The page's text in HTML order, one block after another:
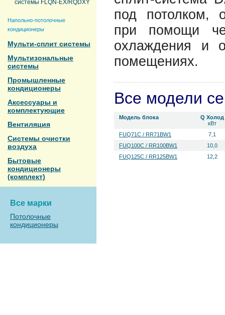
системы FLQN-EX/RQDXY
Напольно-потолочные
кондиционеры
Мульти-сплит системы
Мультизональные
системы
Промышленные
кондиционеры
Аксессуары и
комплектующие
Вентиляция
Системы очистки
воздуха
Бытовые
кондиционеры
(комплект)
Все марки
Потолочные
кондиционеры
под потолком,
при помощи
охлаждения и
помещениях.
Все модели
Модель блока
Q Холод
кВт
FUQ71C / RR71BW1
7,1
FUQ100C / RR100BW1
10,0
FUQ125C / RR125BW1
12,2